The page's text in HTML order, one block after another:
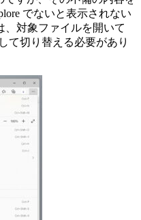
でないと表示されない
、対象ファイルを開いて
て切り替える必要があり